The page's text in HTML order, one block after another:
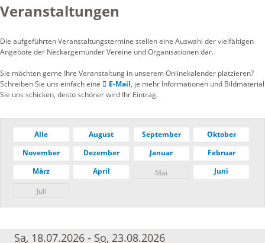
Veranstaltungen
Die aufgeführten Veranstaltungstermine stellen eine Auswahl der vielfältigen
Angebote der Neckargemünder Vereine und Organisationen dar.
Sie möchten gerne Ihre Veranstaltung in unserem Onlinekalender platzieren?
Schreiben Sie uns einfach eine
E-Mail, je mehr Informationen und Bildmaterial
Sie uns schicken, desto schöner wird Ihr Eintrag.
Alle August September
Oktober
November
Dezember Januar
Februar
März
April Mai Juni
Juli
Sa, 18.07.2026 - So, 23.08.2026